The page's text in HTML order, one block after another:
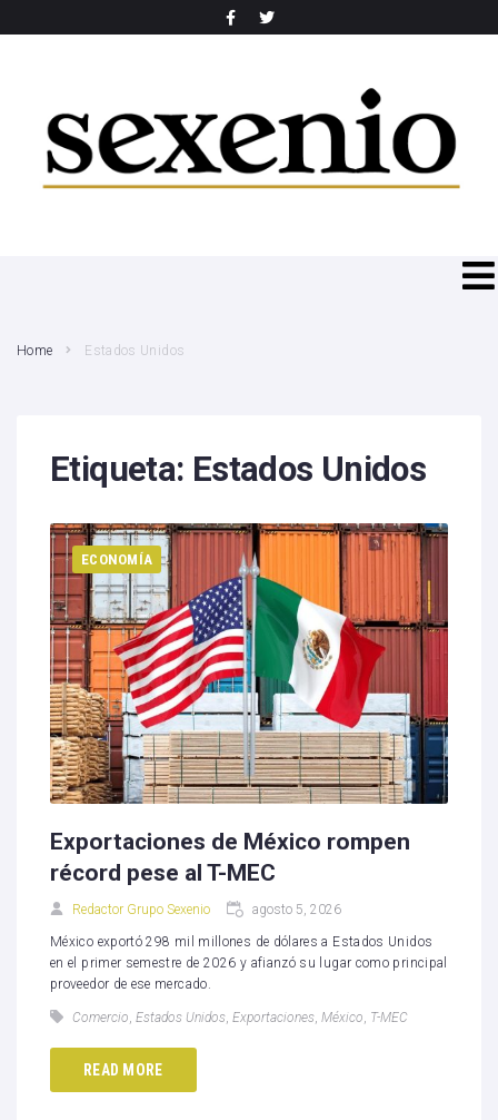
Home Estados Unidos
Etiqueta: Estados Unidos
ECONOMÍA
Exportaciones de México rompen
récord pese al T-MEC
Redactor Grupo Sexenio agosto 5, 2026
México exportó 298 mil millones de dólares a Estados Unidos
en el primer semestre de 2026 y afianzó su lugar como principal
proveedor de ese mercado.
Comercio, Estados Unidos, Exportaciones, México, T-MEC
READ MORE
SEARCH THIS WEBSITE